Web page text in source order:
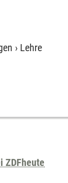
› Lehre
ZDFheute